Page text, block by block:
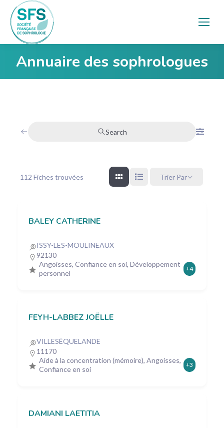
Annuaire des sophrologues
Vous êtes ici :
Search
112 Fiches trouvées Trier Par
BALEY CATHERINE
ISSY-LES-MOULINEAUX
92130
Angoisses, Confiance en soi, Développement
personnel
+4
FEYH-LABBEZ JOËLLE
VILLESÉQUELANDE
11170
Aide à la concentration (mémoire), Angoisses,
Confiance en soi
+3
DAMIANI LAETITIA